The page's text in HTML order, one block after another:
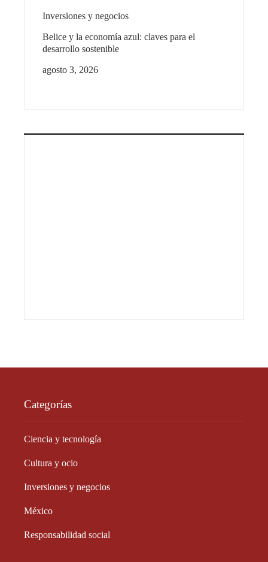
Inversiones y negocios
Belice y la economía azul: claves para el
desarrollo sostenible
agosto 3, 2026
Categorías
Ciencia y tecnología
Cultura y ocio
Inversiones y negocios
México
Responsabilidad social